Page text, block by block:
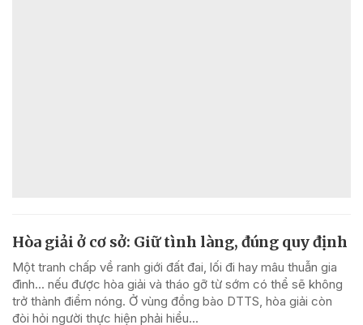
Hòa giải ở cơ sở: Giữ tình làng, đúng quy định
Một tranh chấp về ranh giới đất đai, lối đi hay mâu thuẫn gia
đình... nếu được hòa giải và tháo gỡ từ sớm có thể sẽ không
trở thành điểm nóng. Ở vùng đồng bào DTTS, hòa giải còn
đòi hỏi người thực hiện phải hiểu...